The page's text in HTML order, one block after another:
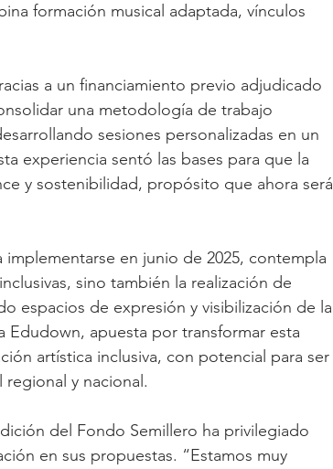
formación musical adaptada, vínculos
a un financiamiento previo adjudicado
una metodología de trabajo
sesiones personalizadas en un
experiencia sentó las bases para que la
y sostenibilidad, propósito que ahora será
en junio de 2025, contempla
sino también la realización de
espacios de expresión y visibilización de la
Edudown, apuesta por transformar esta
artística inclusiva, con potencial para ser
y nacional.
del Fondo Semillero ha privilegiado
en sus propuestas. “Estamos muy